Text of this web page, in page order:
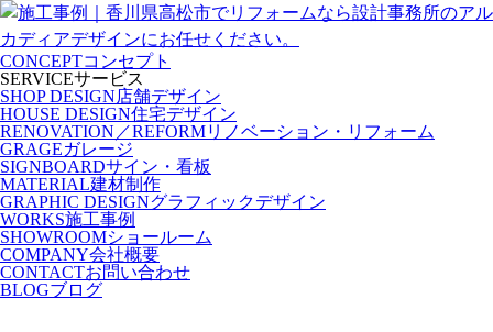
CONCEPTコンセプト
SERVICEサービス
SHOP DESIGN店舗デザイン
HOUSE DESIGN住宅デザイン
RENOVATION／REFORMリノベーション・リフォーム
GRAGEガレージ
SIGNBOARDサイン・看板
MATERIAL建材制作
GRAPHIC DESIGNグラフィックデザイン
WORKS施工事例
SHOWROOMショールーム
COMPANY会社概要
CONTACTお問い合わせ
BLOGブログ